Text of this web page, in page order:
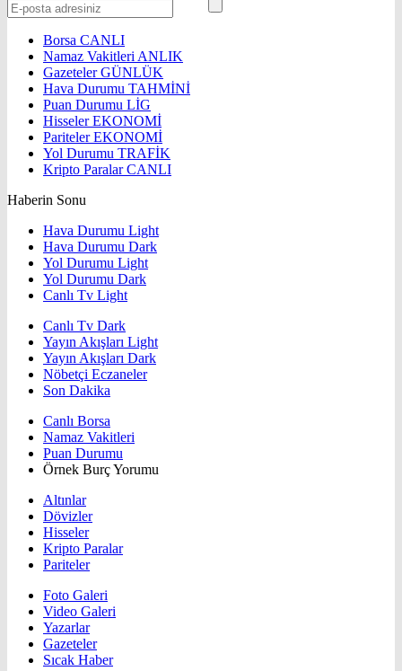
Borsa CANLI
Namaz Vakitleri ANLIK
GazetelerGÜNLÜK
Hava Durumu TAHMİNİ
Puan Durumu LİG
HisselerEKONOMİ
ParitelerEKONOMİ
Yol Durumu TRAFİK
Kripto ParalarCANLI
Haberin Sonu
Hava Durumu Light
Hava Durumu Dark
Yol Durumu Light
Yol Durumu Dark
Canlı Tv Light
Canlı Tv Dark
Yayın Akışları Light
Yayın Akışları Dark
Nöbetçi Eczaneler
Son Dakika
Canlı Borsa
Namaz Vakitleri
Puan Durumu
Örnek Burç Yorumu
Altınlar
Dövizler
Hisseler
Kripto Paralar
Pariteler
Foto Galeri
Video Galeri
Yazarlar
Gazeteler
Sıcak Haber